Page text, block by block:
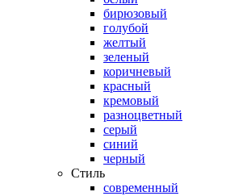
бирюзовый
голубой
желтый
зеленый
коричневый
красный
кремовый
разноцветный
серый
синий
черный
Стиль
современный